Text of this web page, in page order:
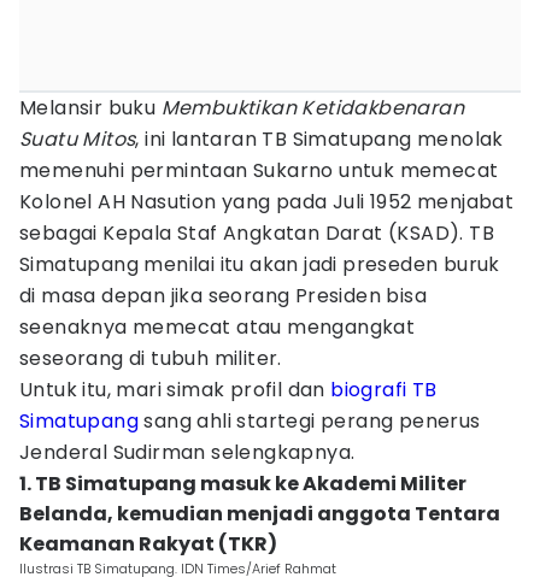
Melansir buku Membuktikan Ketidakbenaran
Suatu Mitos, ini lantaran TB Simatupang menolak
memenuhi permintaan Sukarno untuk memecat
Kolonel AH Nasution yang pada Juli 1952 menjabat
sebagai Kepala Staf Angkatan Darat (KSAD). TB
Simatupang menilai itu akan jadi preseden buruk
di masa depan jika seorang Presiden bisa
seenaknya memecat atau mengangkat
seseorang di tubuh militer.
Untuk itu, mari simak profil dan biografi TB
Simatupangsang ahli startegi perang penerus
Jenderal Sudirman selengkapnya.
1. TB Simatupang masuk ke Akademi Militer
Belanda, kemudian menjadi anggota Tentara
Keamanan Rakyat (TKR)
Ilustrasi TB Simatupang. IDN Times/Arief Rahmat